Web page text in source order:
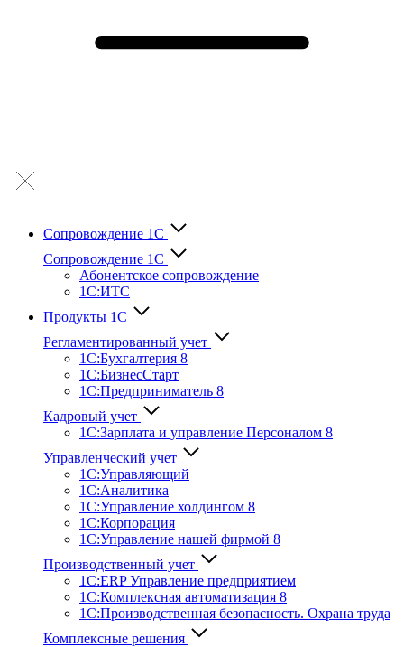
Сопровождение 1С
Сопровождение 1С
Абонентское сопровождение
1С:ИТС
Продукты 1С
Регламентированный учет
1C:Бухгалтерия 8
1С:БизнесСтарт
1C:Предприниматель 8
Кадровый учет
1С:Зарплата и управление Персона­лом 8
Управленческий учет
1С:Управляющий
1С:Аналитика
1С:Управление холдингом 8
1С:Корпорация
1С:Управление нашей фирмой 8
Производственный учет
1С:ERP Управление предприятием
1С:Комплексная автоматизация 8
1С:Производственная безопасность. Охрана труда
Комплексные решения